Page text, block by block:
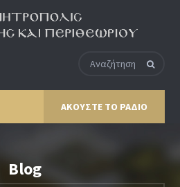
ΑΚΟΥΣΤΕ ΤΟ ΡΑΔΙΟ
Blog